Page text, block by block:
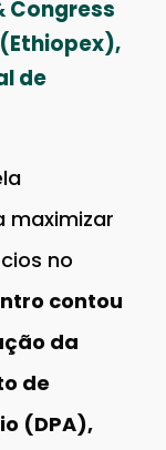
Congress
de
maximizar
no
contou
da
de
(DPA),